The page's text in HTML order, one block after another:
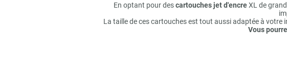
En optant pour descartouches jet d'encreXL de
La taille de ces cartouches est tout aussi adaptée à
Vous